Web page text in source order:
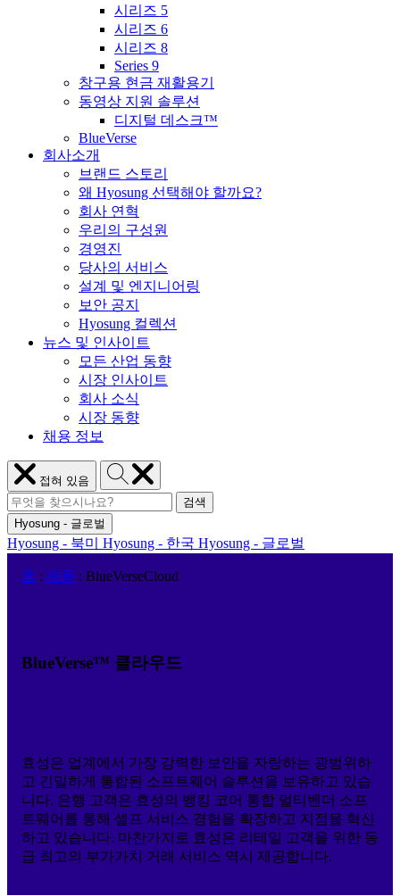
시리즈 5
시리즈 6
시리즈 8
Series 9
창구용 현금 재활용기
동영상 지원 솔루션
디지털 데스크™
BlueVerse
회사소개
브랜드 스토리
왜 Hyosung 선택해야 할까요?
회사 연혁
우리의 구성원
경영진
당사의 서비스
설계 및 엔지니어링
보안 공지
Hyosung 컬렉션
뉴스 및 인사이트
모든 산업 동향
시장 인사이트
회사 소식
시장 동향
채용 정보
메
뉴
닫
기
접혀 있음
Hyosung
검
색
검
색
어:
Hyosung
검
검색
Hyosung - 글로벌
Hyosung - 북미 Hyosung - 한국 Hyosung - 글로벌
홈 : 제품 : BlueVerseCloud
BlueVerse™ 클라우드
효성은 업계에서 가장 강력한 보안을 자랑하는 광범위하
고 긴밀하게 통합된 소프트웨어 솔루션을 보유하고 있습
니다. 은행 고객은 효성의 뱅킹 코어 통합 멀티벤더 소프
트웨어를 통해 셀프 서비스 경험을 확장하고 지점을 혁신
하고 있습니다. 마찬가지로 효성은 리테일 고객을 위한 동
급 최고의 부가가치 거래 서비스 역시 제공합니다.